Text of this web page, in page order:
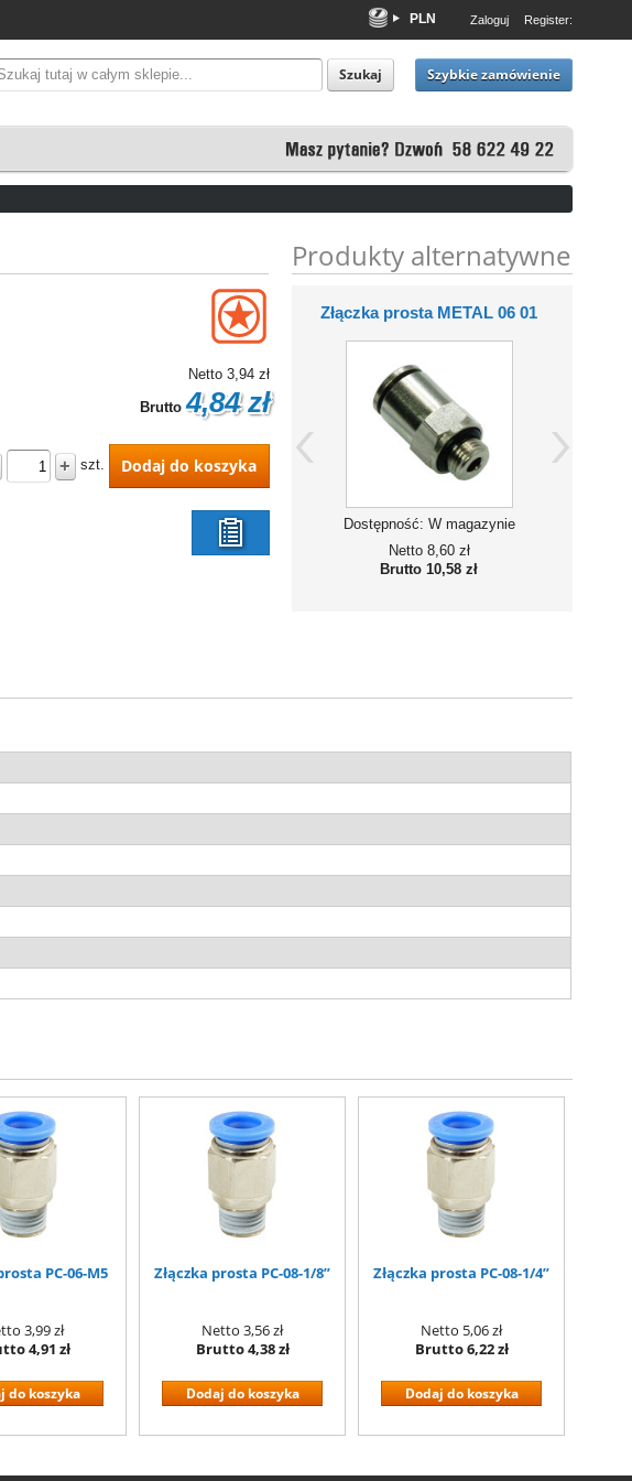
PLN
EUR
USD
Zaloguj Register:
Szukaj Szybkie zamówienie
Produkty alternatywne
Złączka prosta skręcana 6/4
– 1/8”
W magazynie
Złączka prosta METAL 06 01
Dostępność: W magazynie
Netto 8,60 zł
Brutto 10,58 zł
Netto 3,94 zł
Brutto 4,84 zł
+ szt. Dodaj do koszyka
listy
PC-06-M5
3,99 zł
4,91 zł
do koszyka
Złączka prosta PC-08-1/8”
Netto 3,56 zł
Brutto4,38 zł
Dodaj do koszyka
Złączka prosta PC-08-1/4”
Netto 5,06 zł
Brutto6,22 zł
Dodaj do koszyka